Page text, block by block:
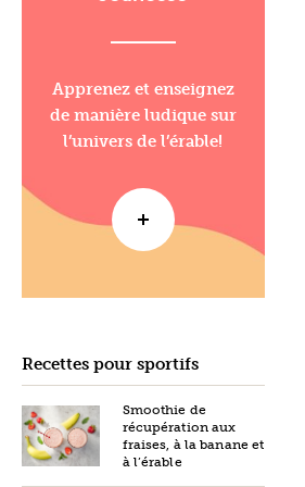
Apprenez et enseignez
de manière ludique sur
l’univers de l’érable!
Recettes pour sportifs
Smoothie de
récupération aux
fraises, à la banane et
à l’érable